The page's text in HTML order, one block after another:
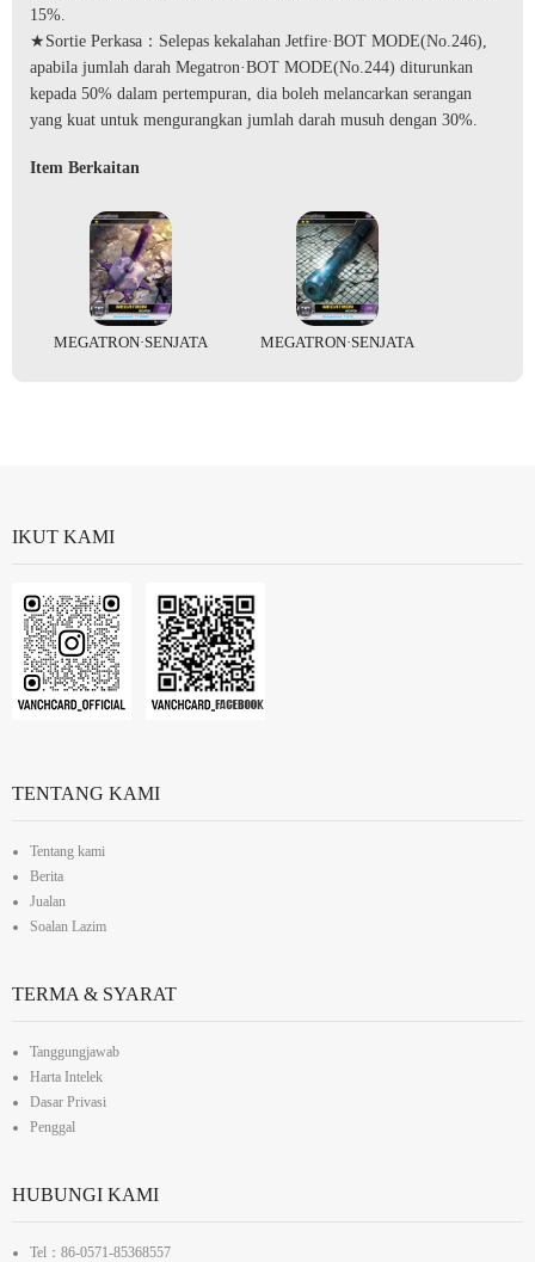
15%.
★Sortie Perkasa：Selepas kekalahan Jetfire·BOT MODE(No.246),
apabila jumlah darah Megatron·BOT MODE(No.244) diturunkan
kepada 50% dalam pertempuran, dia boleh melancarkan serangan
yang kuat untuk mengurangkan jumlah darah musuh dengan 30%.
Item Berkaitan
MEGATRON·SENJATA MEGATRON·SENJATA
IKUT KAMI
TENTANG KAMI
Tentang kami
Berita
Jualan
Soalan Lazim
TERMA & SYARAT
Tanggungjawab
Harta Intelek
Dasar Privasi
Penggal
HUBUNGI KAMI
Tel：86-0571-85368557